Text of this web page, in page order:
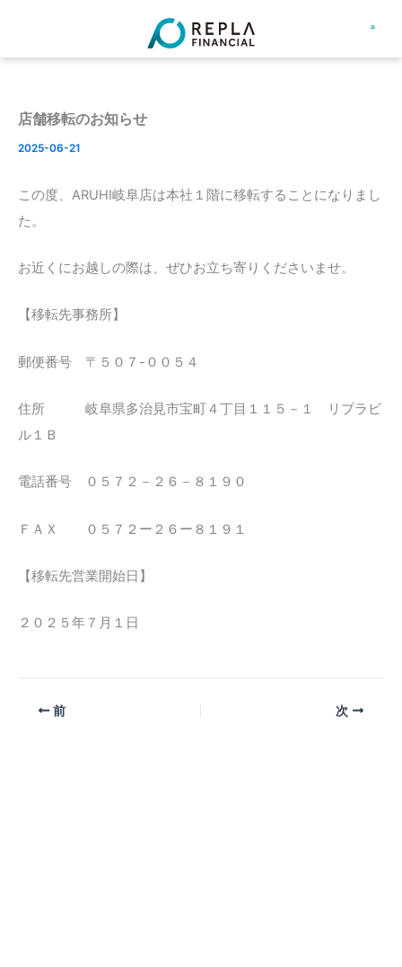
を
店舗移転のお知らせ
2025-06-21
この度、ARUHI岐阜店は本社１階に移転することになりまし
た。
お近くにお越しの際は、ぜひお立ち寄りくださいませ。
【移転先事務所】
郵便番号 〒５０７-００５４
住所 岐阜県多治見市宝町４丁目１１５－１ リプラビ
ル１Ｂ
電話番号 ０５７２－２６－８１９０
ＦＡＸ ０５７２ー２６ー８１９１
【移転先営業開始日】
２０２５年７月１日
前 次